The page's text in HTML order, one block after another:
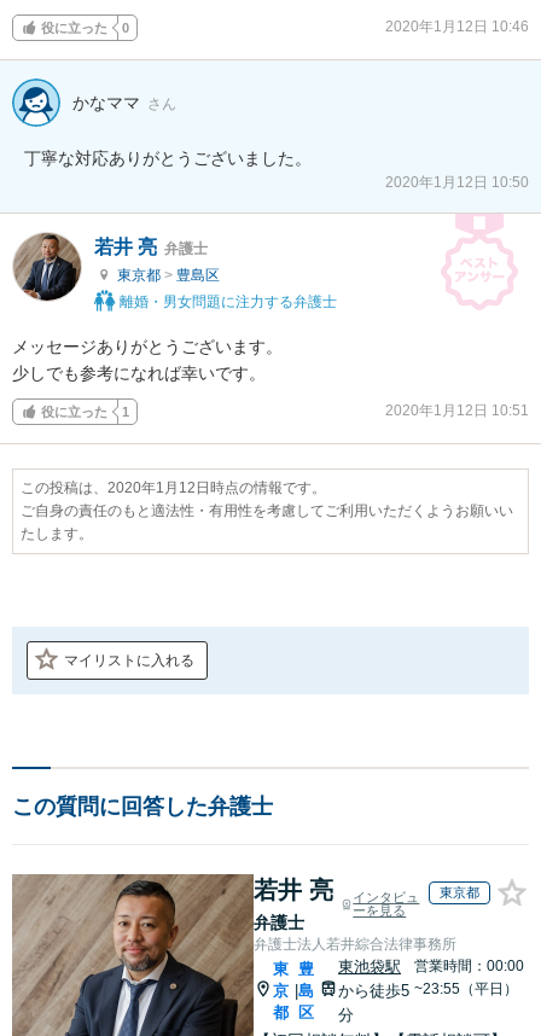
役に立った 0 2020年1月12日 10:46
かなママ さん
丁寧な対応ありがとうございました。
2020年1月12日 10:50
若井 亮 弁護士
東京都 > 豊島区
離婚・男女問題に注力する弁護士
メッセージありがとうございます。
少しでも参考になれば幸いです。
役に立った 1 2020年1月12日 10:51
この投稿は、2020年1月12日時点の情報です。
ご自身の責任のもと適法性・有用性を考慮してご利用いただくようお願いい
たします。
マイリストに入れる
この質問に回答した弁護士
若井 亮
弁護士
インタビュ
ーを見る
東京都
弁護士法人若井綜合法律事務所
東
京
都
豊
島
区
東池袋駅
から徒歩5
分
営業時間：00:00
~23:55（平日）